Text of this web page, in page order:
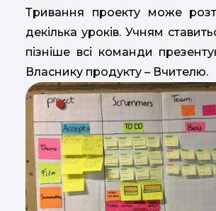
Тривання проекту може
декілька уроків. Учням
пізніше всі команди
Власнику продукту – Вчителю.